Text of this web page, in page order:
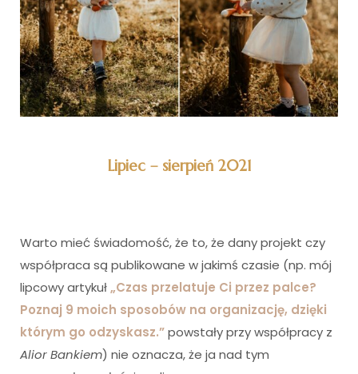
Lipiec – sierpień 2021
Warto mieć świadomość, że to, że dany projekt czy
współpraca są publikowane w jakimś czasie (np. mój
lipcowy artykuł„Czas przelatuje Ci przez palce?
Poznaj 9 moich sposobów na organizację, dzięki
którym go odzyskasz.”powstały przy współpracy z
Alior Bankiem) nie oznacza, że ja nad tym